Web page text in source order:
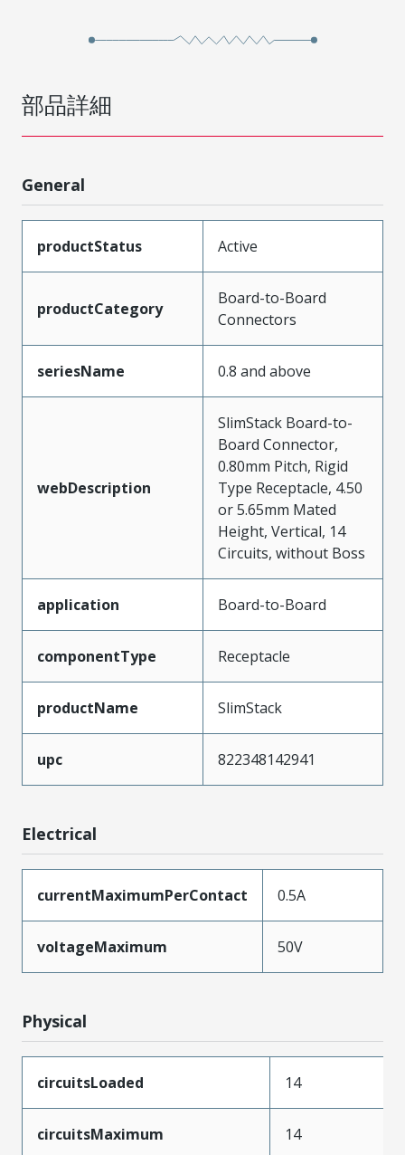
部品詳細
General
productStatus Active
productCategory
Board-to-Board
Connectors
seriesName 0.8 and above
webDescription
SlimStack Board-to-
Board Connector,
0.80mm Pitch, Rigid
Type Receptacle, 4.50
or 5.65mm Mated
Height, Vertical, 14
Circuits, without Boss
application Board-to-Board
componentType Receptacle
productName SlimStack
upc 822348142941
Electrical
currentMaximumPerContact 0.5A
voltageMaximum 50V
Physical
circuitsLoaded 14
circuitsMaximum 14